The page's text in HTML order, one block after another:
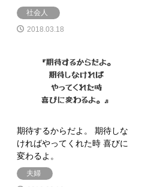
社会人
2018.03.18
期待するからだよ。 期待しな
ければやってくれた時 喜びに
変わるよ。
夫婦